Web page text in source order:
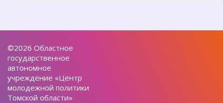
©2026 Областное
государственное
автономное
учреждение «Центр
молодежной политики
Томской области»